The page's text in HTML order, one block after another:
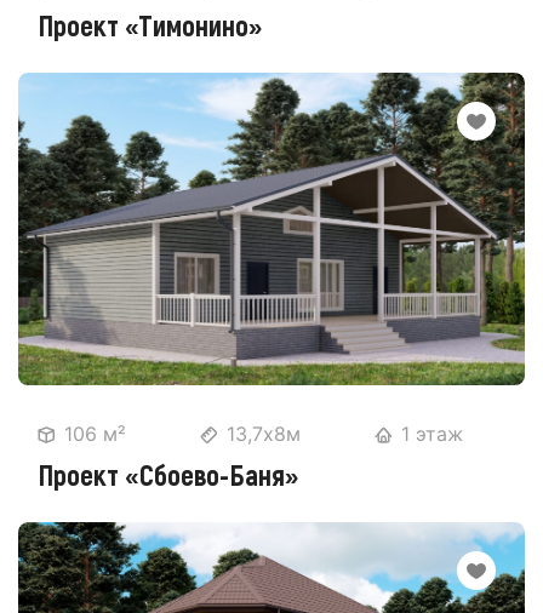
Проект «Тимонино»
106 м² 13,7х8м 1 этаж
Проект «Сбоево-Баня»